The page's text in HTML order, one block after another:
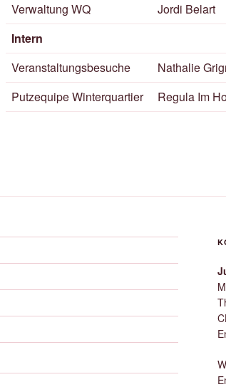
Verwaltung WQ
Jordi Belart
Intern
Veranstaltungsbesuche
Nathalie
Putzequipe Winterquartier
Regula Im